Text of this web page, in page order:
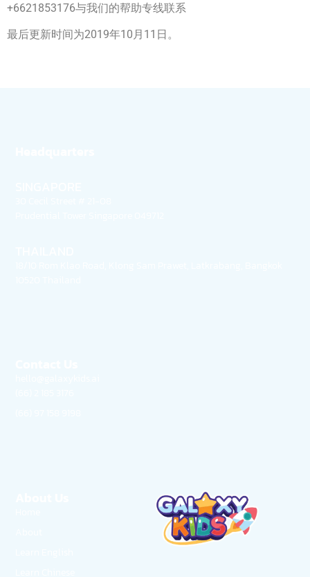
+6621853176与我们的帮助专线联系
最后更新时间为2019年10月11日。